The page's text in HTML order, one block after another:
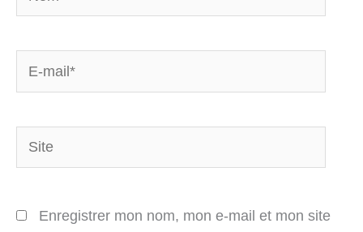
E-
mail*
Site
Enregistrer mon nom, mon e-mail et mon site